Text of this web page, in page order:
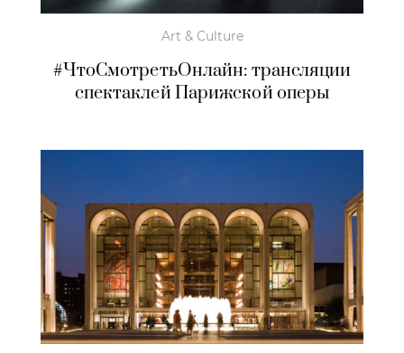
Art & Culture
#ЧтоСмотретьОнлайн: трансляции
спектаклей Парижской оперы